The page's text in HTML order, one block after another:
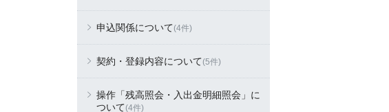
申込関係について(4件)
契約・登録内容について(5件)
操作「残高照会・入出金明細照会」に
ついて(4件)